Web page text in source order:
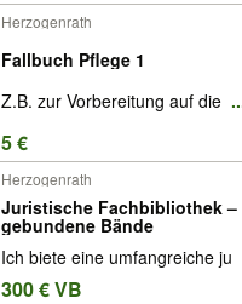
Herzogenrath
Fallbuch Pflege 1
Z.B. zur Vorbereitung auf die
5 €
Herzogenrath
Juristische Fachbibliothek – über ca. 100
gebundene Bände
Ich biete eine umfangreiche ju
300 € VB